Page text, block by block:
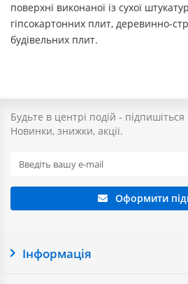
поверхні виконаної із сухої
гіпсокартонних плит, деревинно-
будівельних плит.
Будьте в центрі подій -
Новинки, знижки, акції.
Оформити
Інформація